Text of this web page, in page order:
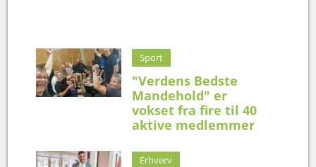
Sport
"Verdens Bedste
Mandehold" er
vokset fra fire til 40
aktive medlemmer
Erhverv